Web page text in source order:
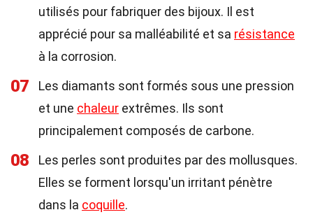
utilisés pour fabriquer des bijoux. Il est
apprécié pour sa malléabilité et sa résistance
à la corrosion.
07
Les diamants sont formés sous une pression
et une chaleur extrêmes. Ils sont
principalement composés de carbone.
08
Les perles sont produites par des mollusques.
Elles se forment lorsqu'un irritant pénètre
dans la coquille.